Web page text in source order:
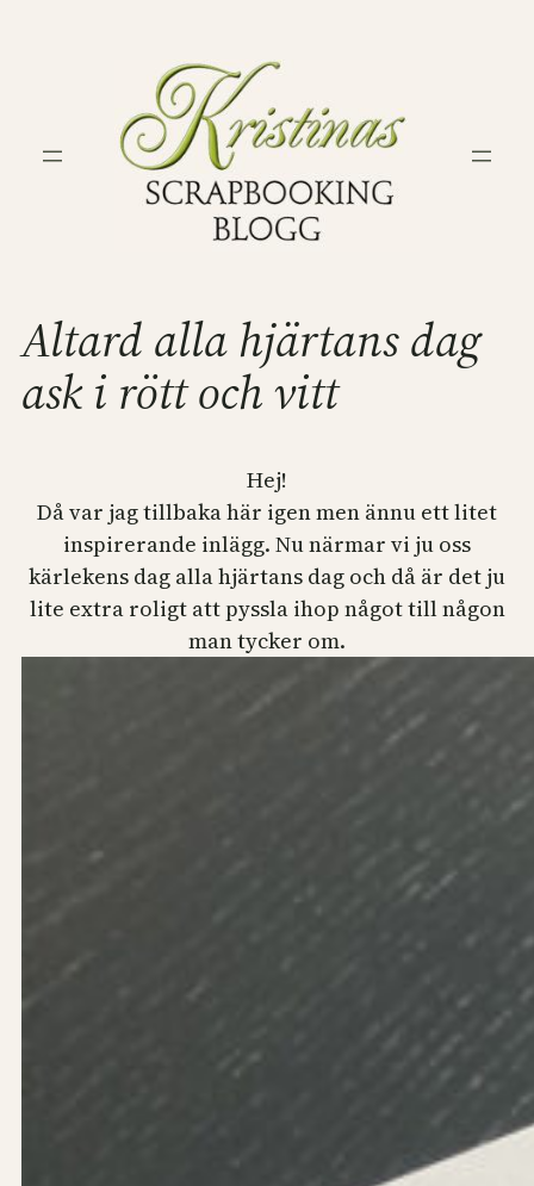
Altard alla hjärtans dag
ask i rött och vitt
Hej!
Då var jag tillbaka här igen men ännu ett litet
inspirerande inlägg. Nu närmar vi ju oss
kärlekens dag alla hjärtans dag och då är det ju
lite extra roligt att pyssla ihop något till någon
man tycker om.